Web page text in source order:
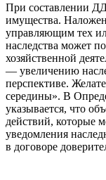
При составлении
имущества.
управляющим тех
наследства может
хозяйственной
— увеличению
перспективе.
середины». В
указывается, что
действий, которые
уведомления
в договоре